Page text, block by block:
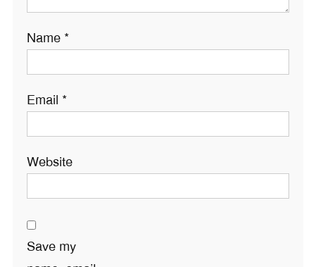
Name *
Email *
Website
Save my